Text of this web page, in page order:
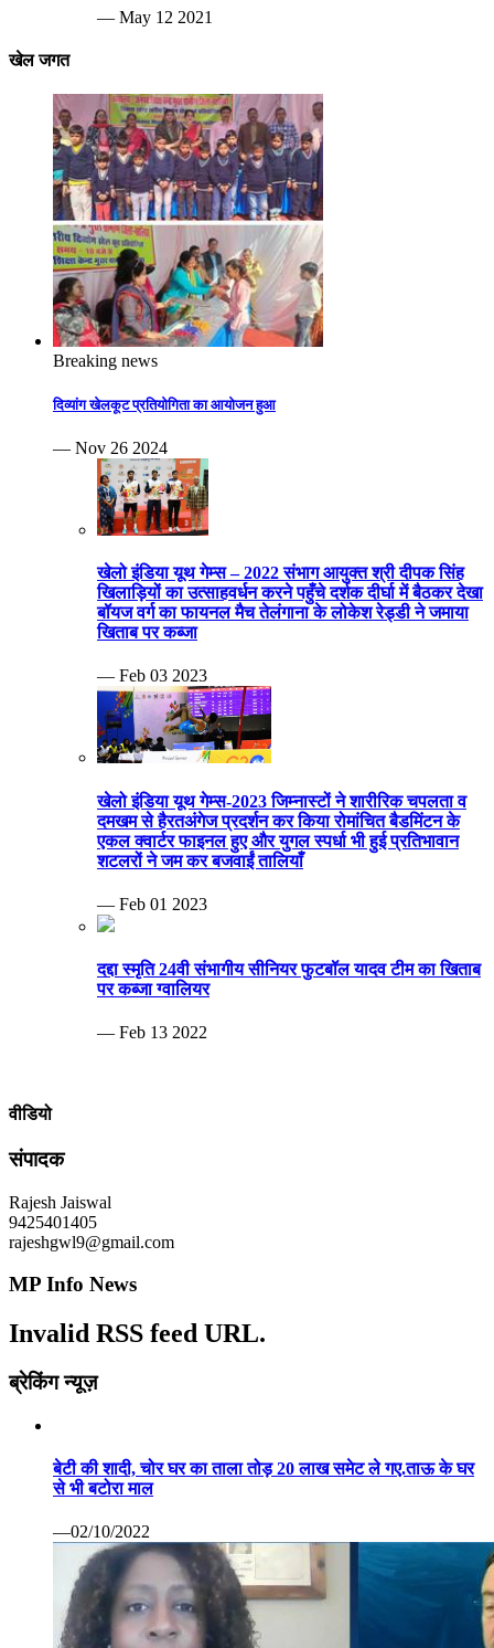
— May 12 2021
खेल जगत
Breaking news
दिव्यांग खेलकूट प्रतियोगिता का आयोजन हुआ
— Nov 26 2024
खेलो इंडिया यूथ गेम्स – 2022 संभाग आयुक्त श्री दीपक सिंह
खिलाड़ियों का उत्साहवर्धन करने पहुँचे दर्शक दीर्घा में बैठकर देखा
बॉयज वर्ग का फायनल मैच तेलंगाना के लोकेश रेड्डी ने जमाया
खिताब पर कब्जा
— Feb 03 2023
खेलो इंडिया यूथ गेम्स-2023 जिम्नास्टों ने शारीरिक चपलता व
दमखम से हैरतअंगेज प्रदर्शन कर किया रोमांचित बैडमिंटन के
एकल क्वार्टर फाइनल हुए और युगल स्पर्धा भी हुई प्रतिभावान
शटलरों ने जम कर बजवाईं तालियाँ
— Feb 01 2023
दद्दा स्मृति 24वी संभागीय सीनियर फुटबॉल यादव टीम का खिताब
पर कब्जा ग्वालियर
— Feb 13 2022
वीडियो
संपादक
Rajesh Jaiswal
9425401405
rajeshgwl9@gmail.com
MP Info News
Invalid RSS feed URL.
ब्रेकिंग न्यूज़
बेटी की शादी, चोर घर का ताला तोड़ 20 लाख समेट ले गए.ताऊ के घर
से भी बटोरा माल
—02/10/2022